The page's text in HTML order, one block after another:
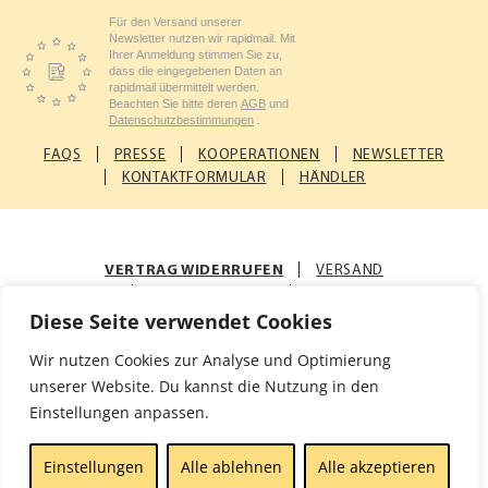
Diese Seite verwendet Cookies
Wir nutzen Cookies zur Analyse und Optimierung
unserer Website. Du kannst die Nutzung in den
Einstellungen anpassen.
Einstellungen Alle ablehnen Alle akzeptieren
Für den Versand unserer
Newsletter nutzen wir rapidmail. Mit
Ihrer Anmeldung stimmen Sie zu,
dass die eingegebenen Daten an
rapidmail übermittelt werden.
Beachten Sie bitte deren AGB und
Datenschutzbestimmungen
FAQS PRESSE KOOPERATIONEN
NEWSLETTER
KONTAKTFORMULAR
HÄNDLER
VERTRAG WIDERRUFEN
VERSAND
Impressum
Datenschutz